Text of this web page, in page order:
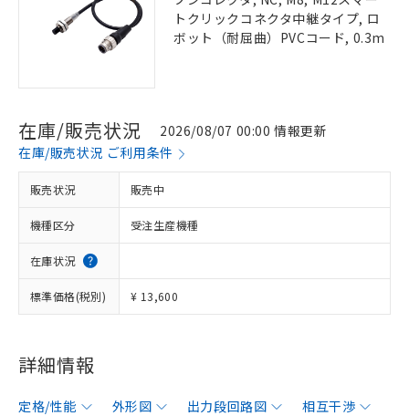
トクリックコネクタ中継タイプ, ロ
ボット（耐屈曲）PVCコード, 0.3m
在庫/販売状況
2026/08/07 00:00 情報更新
在庫/販売状況 ご利用条件
販売状況 販売中
機種区分 受注生産機種
在庫状況
標準価格(税別) ¥ 13,600
詳細情報
定格/性能 外形図 出力段回路図
相互干渉